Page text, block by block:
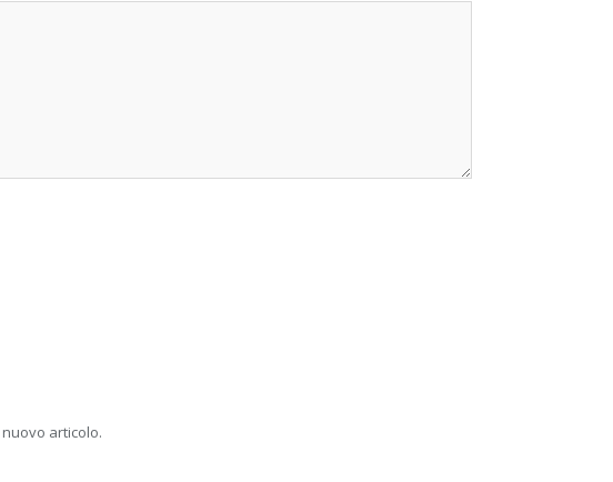
articolo.